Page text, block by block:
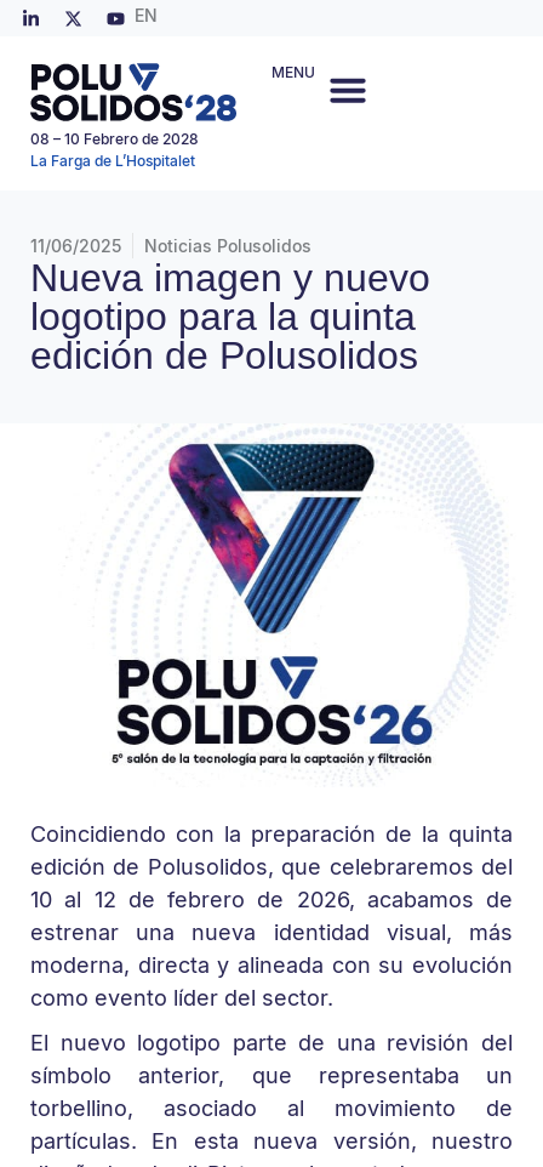
EN
08 – 10 Febrero de 2028
La Farga de L’Hospitalet
MENU
11/06/2025 Noticias Polusolidos
Nueva imagen y nuevo
logotipo para la quinta
edición de Polusolidos
Coincidiendo con la preparación de la quinta
edición de Polusolidos, que celebraremos del
10 al 12 de febrero de 2026, acabamos de
estrenar una nueva identidad visual, más
moderna, directa y alineada con su evolución
como evento líder del sector.
El nuevo logotipo parte de una revisión del
símbolo anterior, que representaba un
torbellino, asociado al movimiento de
partículas. En esta nueva versión, nuestro